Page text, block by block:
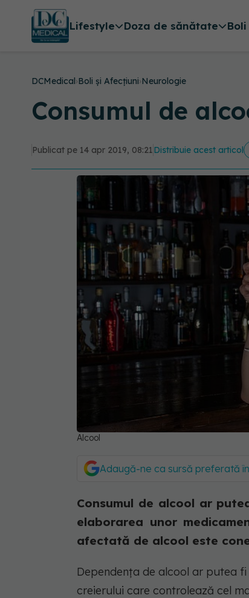
Lifestyle Doza de sănătate
DCMedical›Boli și Afecțiuni›Neurologie
Consumul de
Publicat pe 14 apr 2019, 08:21Distribuie acest articol
Alcool
Adaugă-ne ca sursă preferată
Consumul de alcool ar
elaborarea unor
afectată de alcool este
Dependența de alcool ar putea
creierului care controlează cel